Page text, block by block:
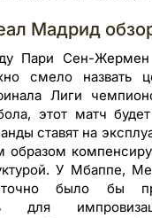
Мадрид
Пари Сен-
смело назвать
Лиги
этот матч
ставят на
образом
У Мбаппе,
точно было бы
для